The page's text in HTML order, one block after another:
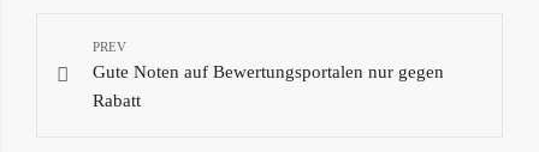
BEITRAGS-
NAVIGATION
Gute Noten auf Bewertungsportalen nur gegen
Rabatt